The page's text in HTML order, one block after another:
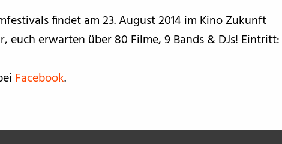
findet am 23. August 2014 im Kino Zukunft
euch erwarten über 80 Filme, 9 Bands & DJs! Eintritt:
Facebook.